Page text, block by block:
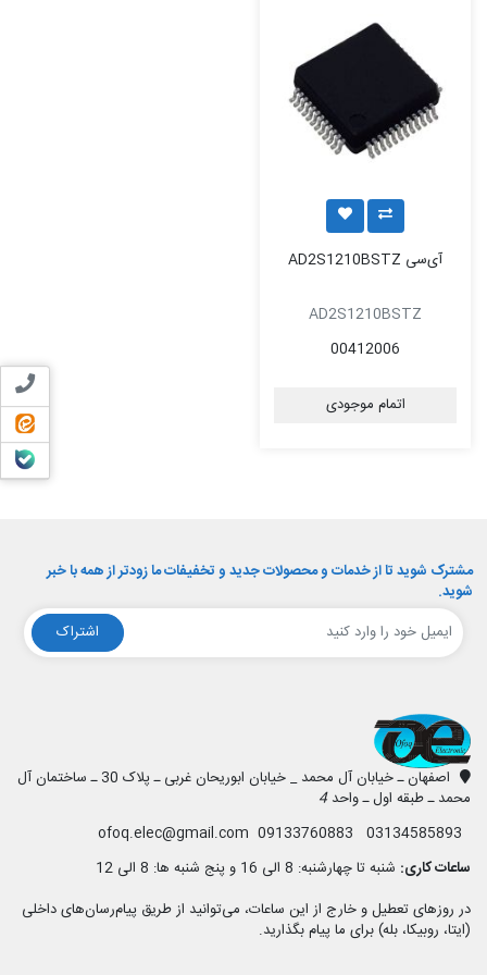
تماس
ایتا
بله
آی‌سی AD2S1210BSTZ
AD2S1210BSTZ
00412006
اتمام موجودی
مشترک شوید تا از خدمات و محصولات جدید و تخفیفات ما زودتر از همه با خبر
شوید.
اشتراک
اصفهان ـ خیابان آل محمد _ خیابان ابوریحان غربی ـ پلاک 30 ـ ساختمان آل
محمد ـ طبقه اول ـ واحد4
ساعات کاری: شنبه تا چهارشنبه: 8 الی 16 و پنج شنبه ها: 8 الی 12
در روزهای تعطیل و خارج از این ساعات، می‌توانید از طریق پیام‌رسان‌های داخلی
(ایتا، روبیکا، بله) برای ما پیام بگذارید.